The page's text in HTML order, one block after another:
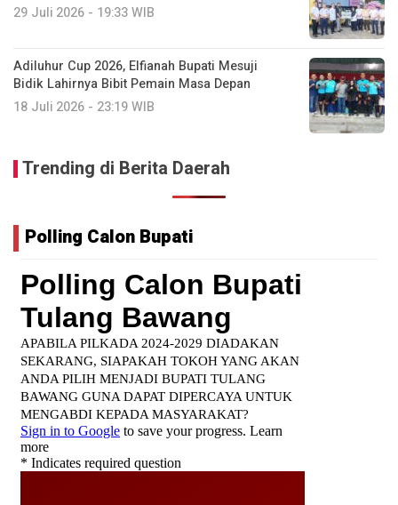
29 Juli 2026 - 19:33 WIB
Adiluhur Cup 2026, Elfianah Bupati Mesuji
Bidik Lahirnya Bibit Pemain Masa Depan
18 Juli 2026 - 23:19 WIB
Trending di Berita Daerah
Polling Calon Bupati